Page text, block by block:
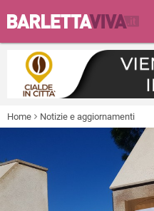
Home Notizie e aggiornamenti